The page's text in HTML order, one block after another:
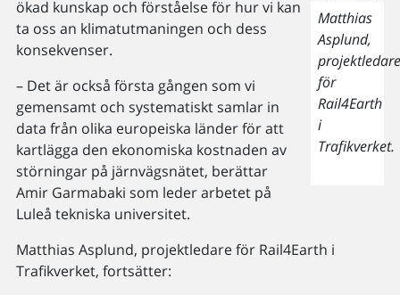
Matthias
Asplund,
projektledare
för
Rail4Earth
i
Trafikverket.
ökad kunskap och förståelse för hur vi kan
ta oss an klimatutmaningen och dess
konsekvenser.
– Det är också första gången som vi
gemensamt och systematiskt samlar in
data från olika europeiska länder för att
kartlägga den ekonomiska kostnaden av
störningar på järnvägsnätet, berättar
Amir Garmabaki som leder arbetet på
Luleå tekniska universitet.
Matthias Asplund, projektledare för Rail4Earth i
Trafikverket, fortsätter: